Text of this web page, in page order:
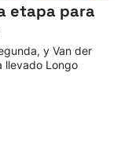
etapa para
y Van der
llevado Longo